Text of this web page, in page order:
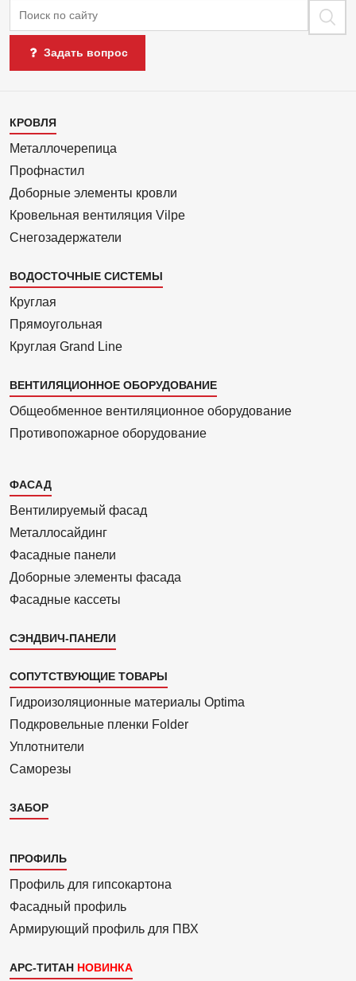
Поиск
Задать вопрос
Каталог
1
КРОВЛЯ
Металлочерепица
Профнастил
Доборные элементы кровли
Кровельная вентиляция Vilpe
Снегозадержатели
ВОДОСТОЧНЫЕ СИСТЕМЫ
Круглая
Прямоуголь­ная
Круглая Grand Line
ВЕНТИЛЯЦИОННОЕ ОБОРУДОВАНИЕ
Общеобменное вентиляционное оборудование
Противопожарное оборудование
Каталог
2
ФАСАД
Вентилиру­емый фасад
Металло­сайдинг
Фасадные панели
Доборные элементы фасада
Фасадные кассеты
СЭНДВИЧ-ПАНЕЛИ
СОПУТСТВУЮЩИЕ ТОВАРЫ
Гидроизоля­ционные материалы Optima
Подкровель­ные пленки Folder
Уплотнители
Саморезы
ЗАБОР
Каталог
3
ПРОФИЛЬ
Профиль для гипсо­картона
Фасадный профиль
Армиру­ю­щий профиль для ПВХ
АРС-ТИТАН